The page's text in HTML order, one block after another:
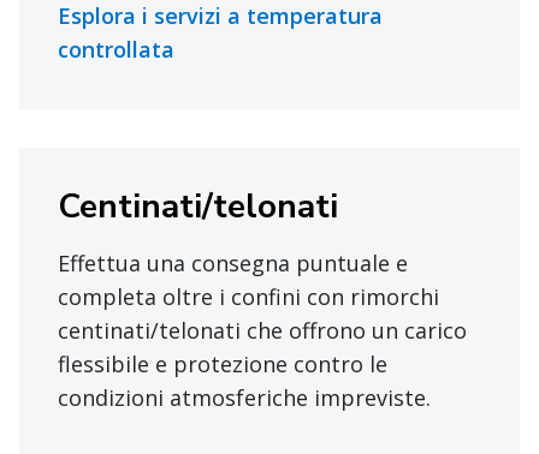
Esplora i servizi a temperatura
controllata
Centinati/telonati
Effettua una consegna puntuale e
completa oltre i confini con rimorchi
centinati/telonati che offrono un carico
flessibile e protezione contro le
condizioni atmosferiche impreviste.